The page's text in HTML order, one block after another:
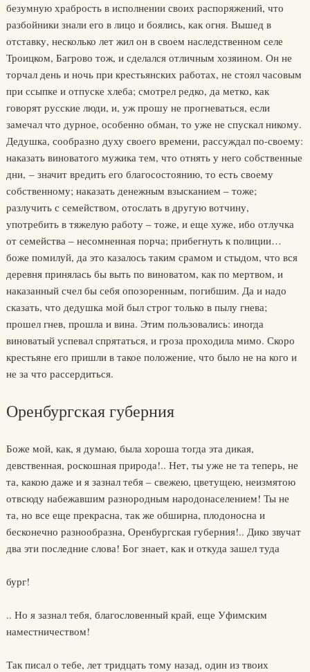
безумную храбрость в исполнении своих распоряжений, что
разбойники знали его в лицо и боялись, как огня. Вышед в
отставку, несколько лет жил он в своем наследственном селе
Троицком, Багрово тож, и сделался отличным хозяином. Он не
торчал день и ночь при крестьянских работах, не стоял часовым
при ссыпке и отпуске хлеба; смотрел редко, да метко, как
говорят русские люди, и, уж прошу не прогневаться, если
замечал что дурное, особенно обман, то уже не спускал никому.
Дедушка, сообразно духу своего времени, рассуждал по-своему:
наказать виноватого мужика тем, что отнять у него собственные
дни, – значит вредить его благосостоянию, то есть своему
собственному; наказать денежным взысканием – тоже;
разлучить с семейством, отослать в другую вотчину,
употребить в тяжелую работу – тоже, и еще хуже, ибо отлучка
от семейства – несомненная порча; прибегнуть к полиции…
боже помилуй, да это казалось таким срамом и стыдом, что вся
деревня принялась бы выть по виноватом, как по мертвом, и
наказанный счел бы себя опозоренным, погибшим. Да и надо
сказать, что дедушка мой был строг только в пылу гнева;
прошел гнев, прошла и вина. Этим пользовались: иногда
виноватый успевал спрятаться, и гроза проходила мимо. Скоро
крестьяне его пришли в такое положение, что было не на кого и
не за что рассердиться.
Оренбургская губерния
Боже мой, как, я думаю, была хороша тогда эта дикая,
девственная, роскошная природа!.. Нет, ты уже не та теперь, не
та, какою даже и я зазнал тебя – свежею, цветущею, неизмятою
отвсюду набежавшим разнородным народонаселением! Ты не
та, но все еще прекрасна, так же обширна, плодоносна и
бесконечно разнообразна, Оренбургская губерния!.. Дико звучат
два эти последние слова! Бог знает, как и откуда зашел туда
бург!
.. Но я зазнал тебя, благословенный край, еще Уфимским
наместничеством!
Так писал о тебе, лет тридцать тому назад, один из твоих